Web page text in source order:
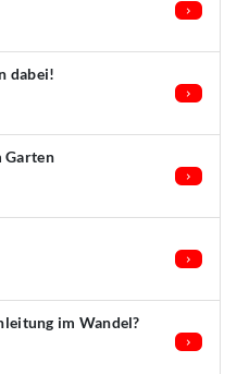
dabei!
Garten
im Wandel?